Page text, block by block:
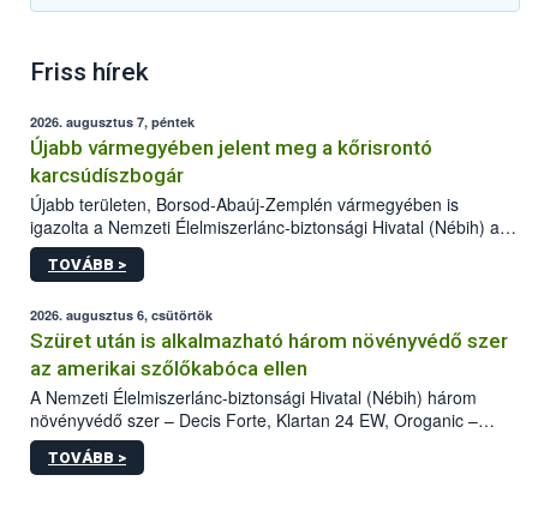
Friss hírek
2026. augusztus 7, péntek
Újabb vármegyében jelent meg a kőrisrontó
karcsúdíszbogár
Újabb területen, Borsod-Abaúj-Zemplén vármegyében is
igazolta a Nemzeti Élelmiszerlánc-biztonsági Hivatal (Nébih) a
kőrisrontó karcsúdíszbogár (Agrilus planipennis) jelenlétét. A
kártevőt nem csak színcsapdában találták meg, de már fertőzött
az intenzív felderítést, emellett az intézkedéseket a szlovák
hatósággal is összehangolják a terjedés megállítása érdekében.
TOVÁBB >
2026. augusztus 6, csütörtök
Szüret után is alkalmazható három növényvédő szer
az amerikai szőlőkabóca ellen
A Nemzeti Élelmiszerlánc-biztonsági Hivatal (Nébih) három
növényvédő szer – Decis Forte, Klartan 24 EW, Oroganic –
engedélyokiratát módosította, így azok a szüretet követően,
egészen a vesszőérettség (BBCH 91) stádiumáig
TOVÁBB >